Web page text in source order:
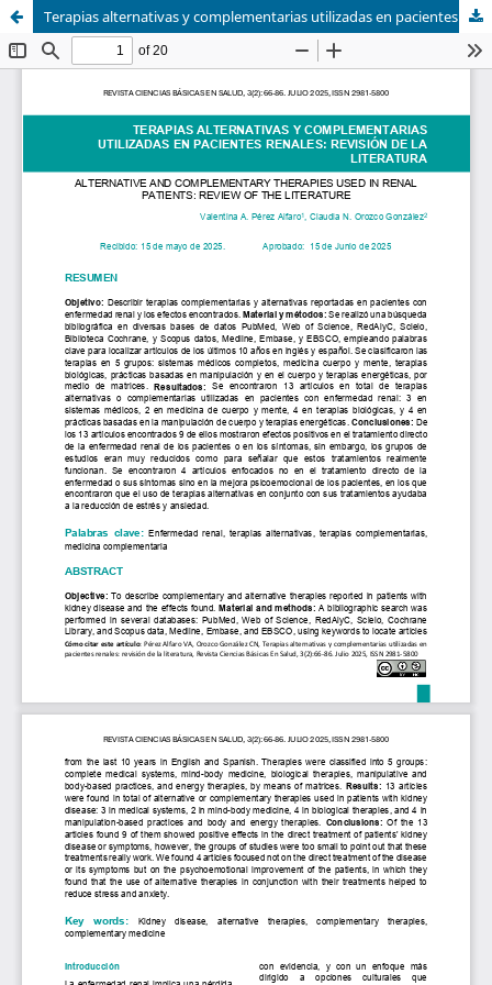
Terapias alternativas y complementarias utilizadas en pacientes renales: revisión de la literatura